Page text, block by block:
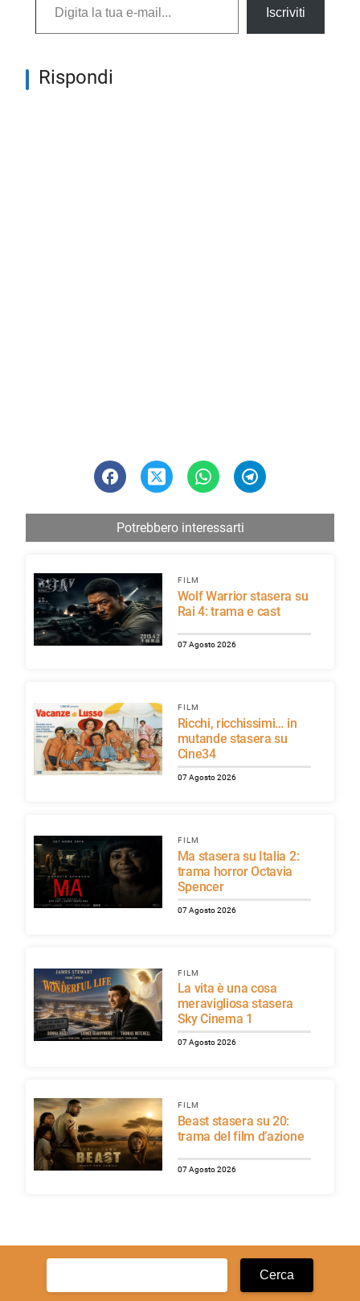
Iscriviti
Rispondi
Potrebbero interessarti
FILM
Wolf Warrior stasera su
Rai 4: trama e cast
07 Agosto 2026
FILM
Ricchi, ricchissimi… in
mutande stasera su
Cine34
07 Agosto 2026
FILM
Ma stasera su Italia 2:
trama horror Octavia
Spencer
07 Agosto 2026
FILM
La vita è una cosa
meravigliosa stasera
Sky Cinema 1
07 Agosto 2026
FILM
Beast stasera su 20:
trama del film d’azione
07 Agosto 2026